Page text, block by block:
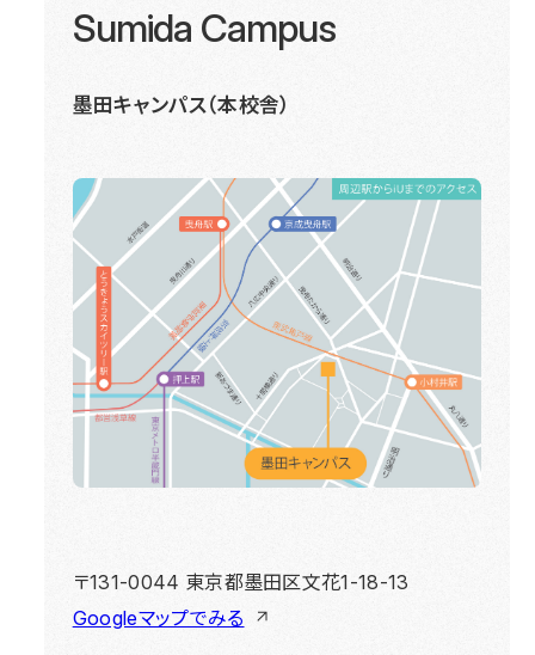
Sumida Campus
墨田キャンパス（本校舎）
〒131-0044 東京都墨田区文花1-18-13
Googleマップでみる